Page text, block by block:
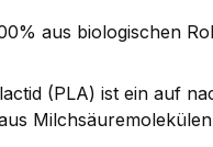
aus biologischen
(PLA) ist ein auf